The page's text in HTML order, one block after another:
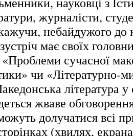
журналісти,
небайдужого до
має своїх
сучасної
чи «Літературно-
література у
жваве
долучатися всі
(хвилях,